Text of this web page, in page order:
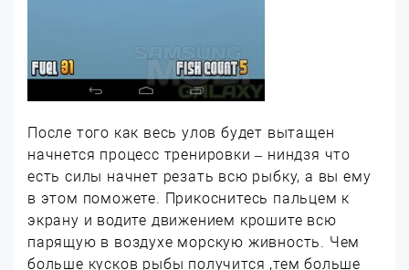
После того как весь улов будет вытащен
начнется процесс тренировки – ниндзя что
есть силы начнет резать всю рыбку, а вы ему
в этом поможете. Прикоснитесь пальцем к
экрану и водите движением крошите всю
парящую в воздухе морскую живность. Чем
больше кусков рыбы получится ,тем больше